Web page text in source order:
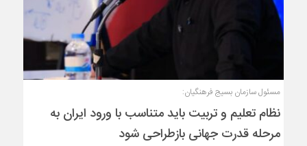
مسئول سازمان بسیج فرهنگیان:
نظام تعلیم و تربیت باید متناسب با ورود ایران به
مرحله قدرت جهانی بازطراحی شود